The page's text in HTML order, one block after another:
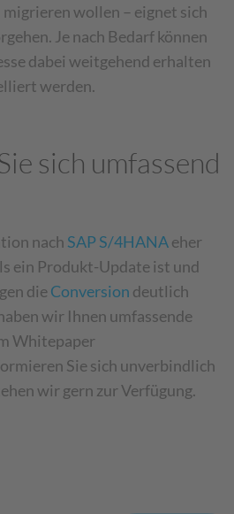
wollen – eignet sich
Je nach Bedarf können
dabei weitgehend erhalten
werden.
sich umfassend
nach SAP S/4HANAeher
ein Produkt-Update ist und
dieConversion deutlich
wir Ihnen umfassende
Whitepaper
Sie sich unverbindlich
wir gern zur Verfügung.